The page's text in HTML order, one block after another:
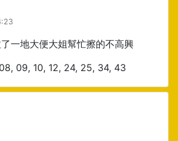
一地大便大姐幫忙擦的不高興
09, 10, 12, 24, 25, 34, 43